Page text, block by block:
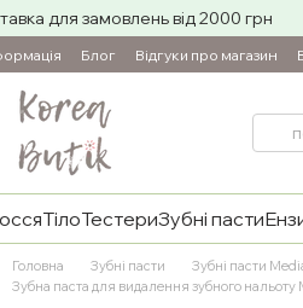
для замовлень від 2000 грн
Блог Відгуки про магазин
ТілоТестериЗубні пасти
Головна Зубні пасти
Зубні пасти
Зубна паста для видалення зубного